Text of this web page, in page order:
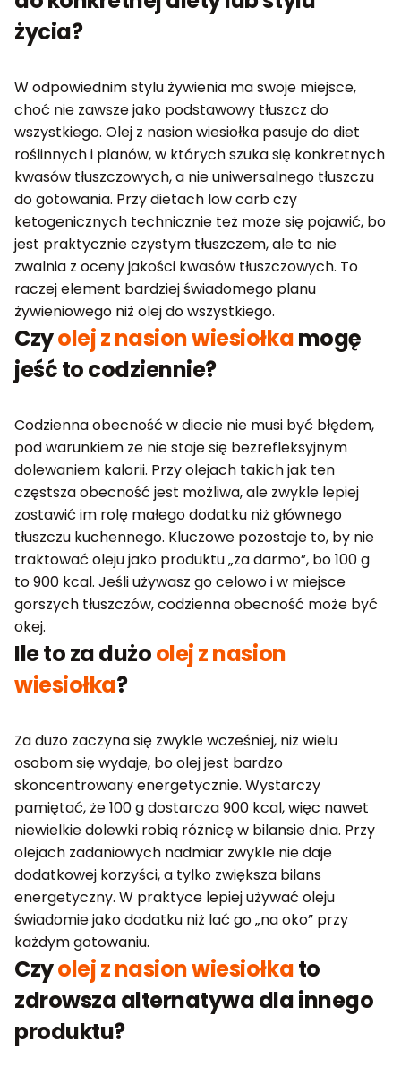
życia?
W odpowiednim stylu żywienia ma swoje miejsce,
choć nie zawsze jako podstawowy tłuszcz do
wszystkiego. Olej z nasion wiesiołka pasuje do diet
roślinnych i planów, w których szuka się konkretnych
kwasów tłuszczowych, a nie uniwersalnego tłuszczu
do gotowania. Przy dietach low carb czy
ketogenicznych technicznie też może się pojawić, bo
jest praktycznie czystym tłuszczem, ale to nie
zwalnia z oceny jakości kwasów tłuszczowych. To
raczej element bardziej świadomego planu
żywieniowego niż olej do wszystkiego.
Czyolej z nasion wiesiołkamogę
jeść to codziennie?
Codzienna obecność w diecie nie musi być błędem,
pod warunkiem że nie staje się bezrefleksyjnym
dolewaniem kalorii. Przy olejach takich jak ten
częstsza obecność jest możliwa, ale zwykle lepiej
zostawić im rolę małego dodatku niż głównego
tłuszczu kuchennego. Kluczowe pozostaje to, by nie
traktować oleju jako produktu „za darmo”, bo 100 g
to 900 kcal. Jeśli używasz go celowo i w miejsce
gorszych tłuszczów, codzienna obecność może być
okej.
Ile to za dużoolej z nasion
wiesiołka?
Za dużo zaczyna się zwykle wcześniej, niż wielu
osobom się wydaje, bo olej jest bardzo
skoncentrowany energetycznie. Wystarczy
pamiętać, że 100 g dostarcza 900 kcal, więc nawet
niewielkie dolewki robią różnicę w bilansie dnia. Przy
olejach zadaniowych nadmiar zwykle nie daje
dodatkowej korzyści, a tylko zwiększa bilans
energetyczny. W praktyce lepiej używać oleju
świadomie jako dodatku niż lać go „na oko” przy
każdym gotowaniu.
Czyolej z nasion wiesiołkato
zdrowsza alternatywa dla innego
produktu?